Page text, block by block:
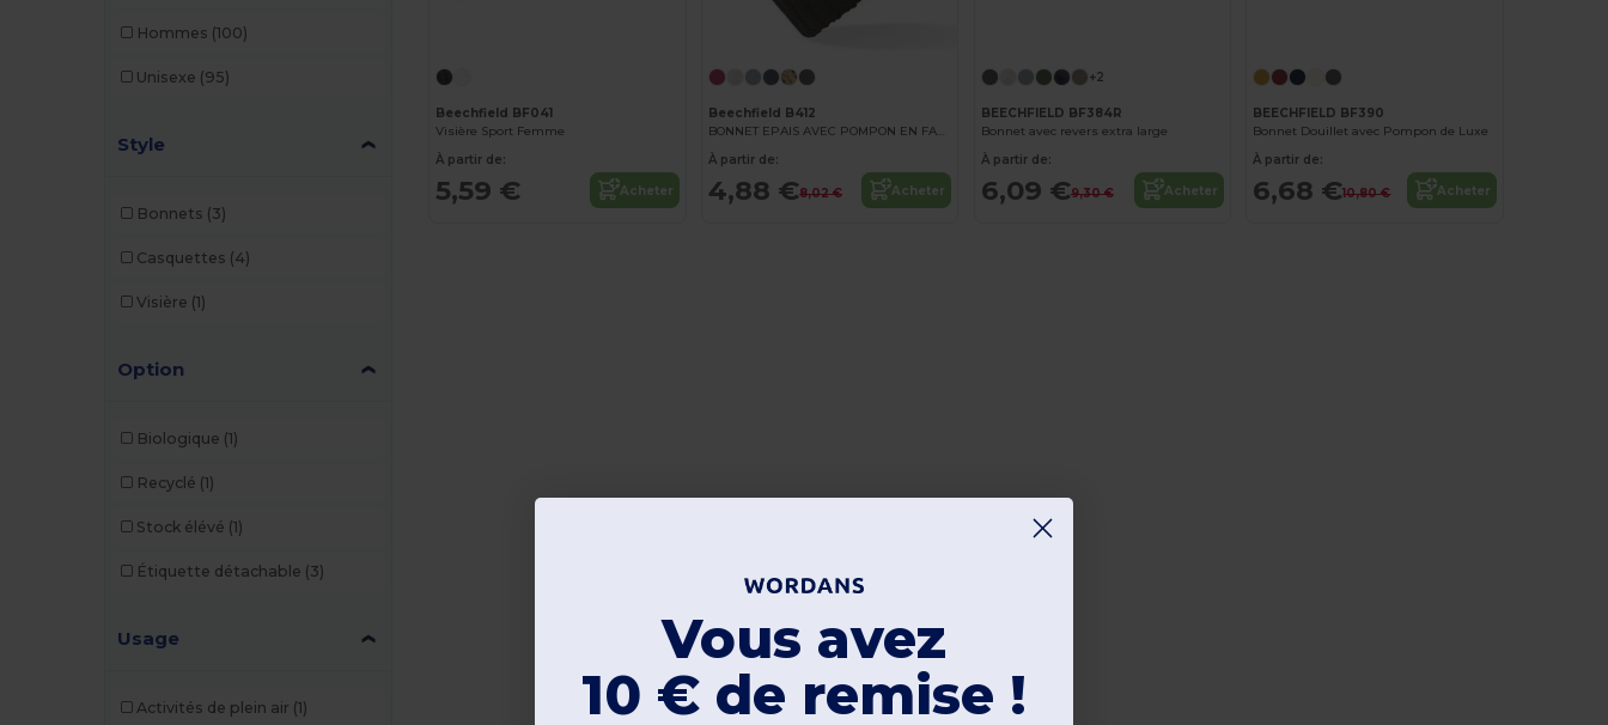
Hommes (100)
Unisexe (95)
Style
Bonnets (3)
Casquettes (4)
Visière (1)
Option
Biologique (1)
Recyclé (1)
Stock élévé (1)
Étiquette détachable (3)
Usage
Activités de plein air (1)
Beechfield BF041
Visière Sport Femme
À partir de:
5,59 € Acheter
Beechfield B412
BONNET EPAIS AVEC POMPON EN FAUSSE FOURRURE
À partir de:
4,88 €8,02 € Acheter
+2
BEECHFIELD BF384R
Bonnet avec revers extra large
À partir de:
6,09 €9,30 € Acheter
BEECHFIELD BF390
Bonnet Douillet avec Pompon de Luxe
À partir de:
6,68 €10,80 € Acheter
Vous avez
10 € de remise !